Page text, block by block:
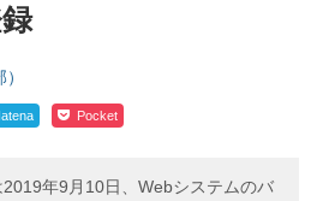
Pocket
年9月10日、Webシステムのバ